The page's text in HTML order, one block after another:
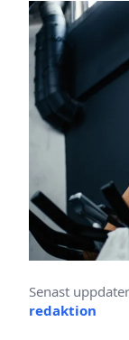
Senast
redaktion